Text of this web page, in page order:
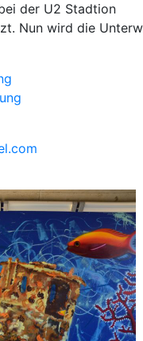
der U2 Stadtion
Nun wird die